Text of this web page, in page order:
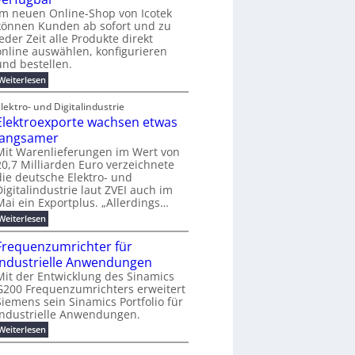
t
m
e
n
t
j
a
h
r
2
0
2
6
o
C
E
O
f
ü
r
S
t
r
m
e
b
i
s
2
5
A
n
e
t
f
ü
r
n
d
s
i
n
d
u
s
t
r
i
e
l
l
e
s
E
t
h
e
r
neuen Online-Shop von Icotek
Kunden ab sofort und zu
Zeit alle Produkte direkt
auswählen, konfigurieren
bestellen.
:
N
e
u
e
r
O
n
l
i
n
e
-
S
h
o
p
v
o
n
I
c
o
t
e
und Digitalindustrie
wachsen etwas
Warenlieferungen im Wert von
Milliarden Euro verzeichnete
deutsche Elektro- und
laut ZVEI auch im
ein Exportplus. „Allerdings…
:
E
e
k
t
r
o
e
x
p
o
für
Anwendungen
der Entwicklung des Sinamics
Frequenzumrichters erweitert
sein Sinamics Portfolio für
Anwendungen.
:
F